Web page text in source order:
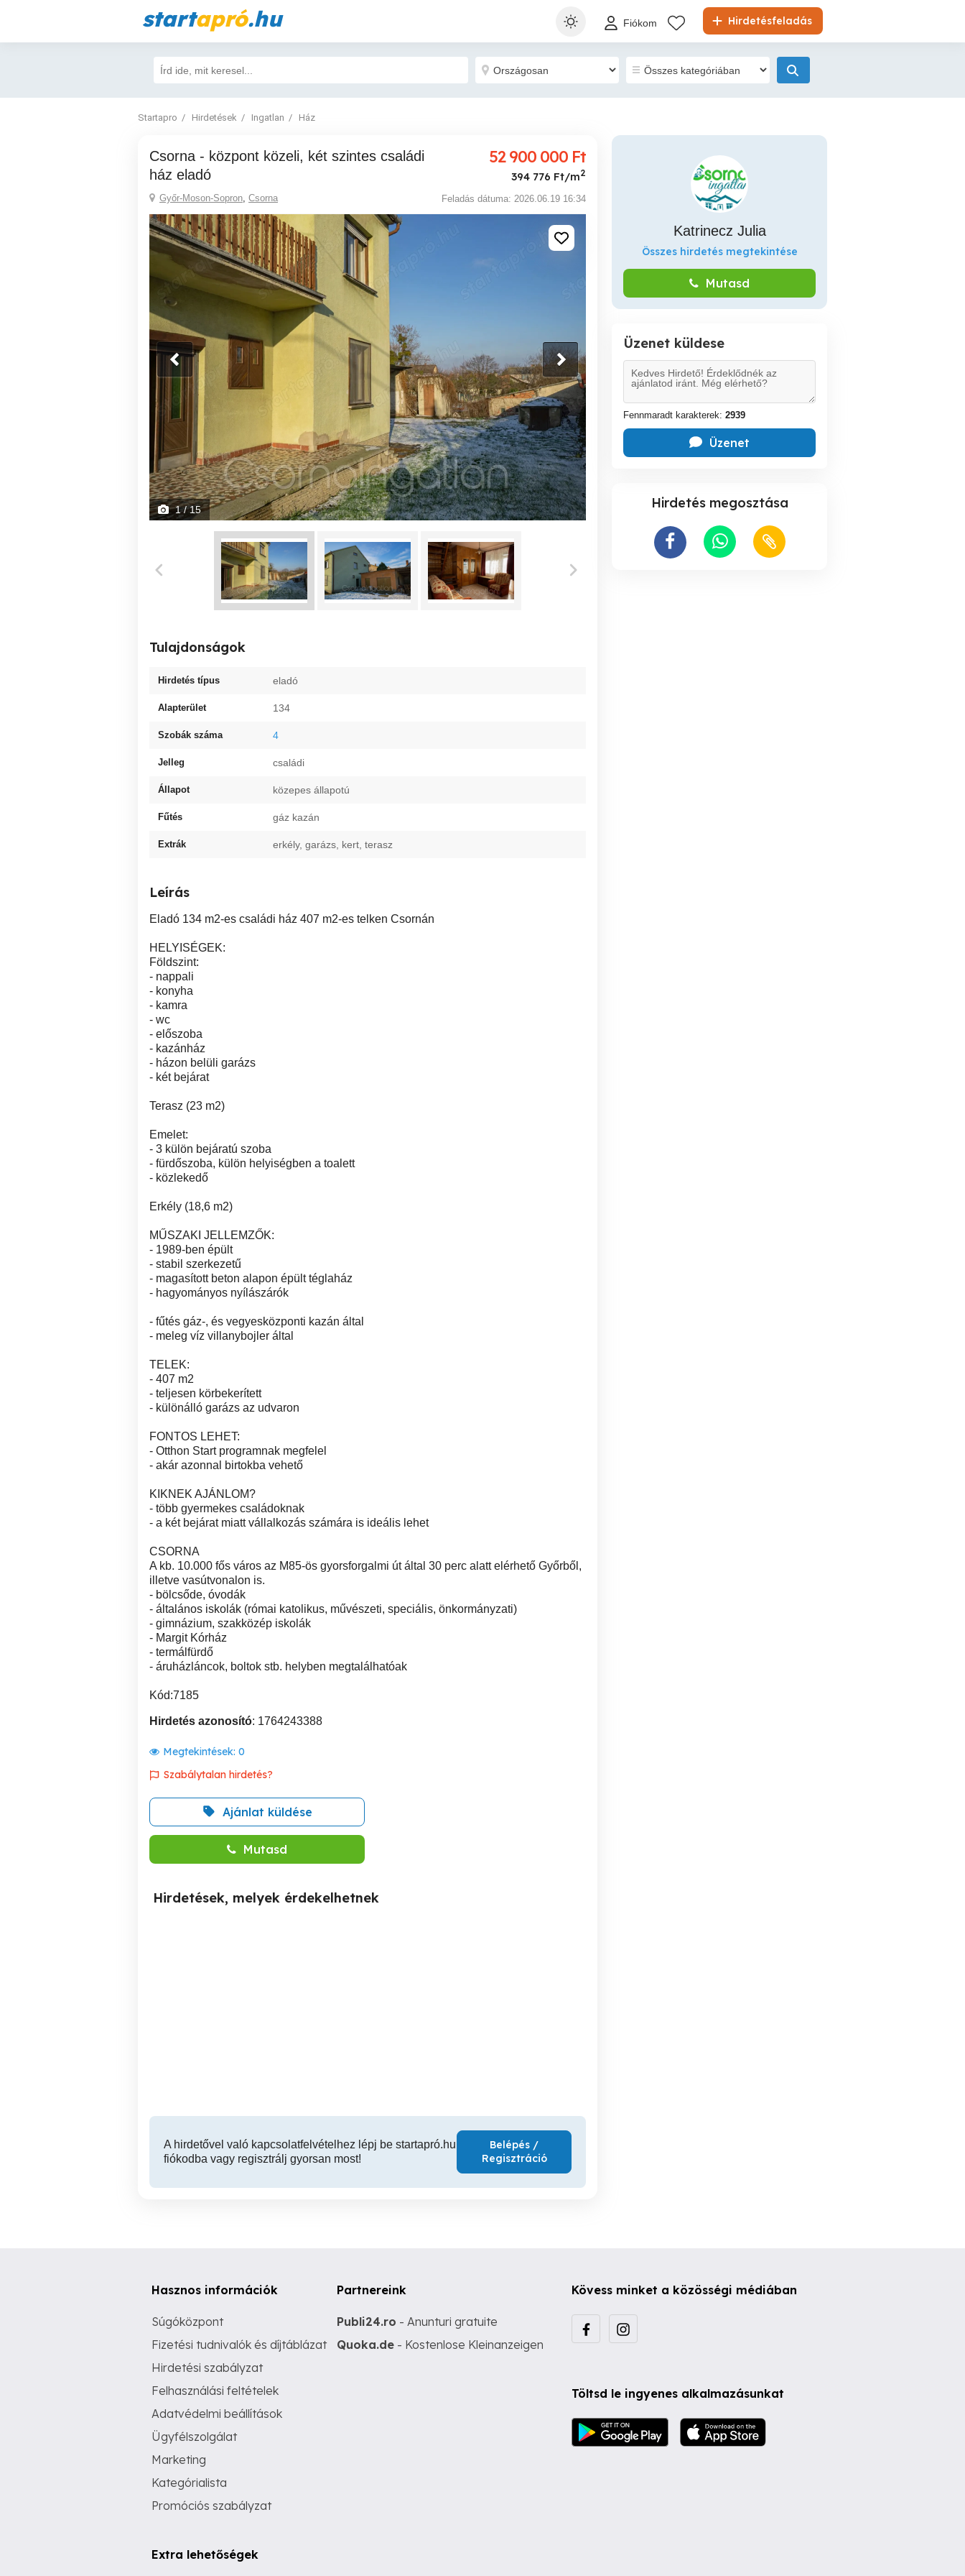
startapró.hu Hirdetésfeladás
Fiókom
Startapro Hirdetések Ingatlan Ház
Csorna - központ közeli, két szintes családi
ház eladó
52 900 000 Ft
394 776 Ft/m2
Győr-Moson-Sopron, Csorna Feladás dátuma: 2026.06.19 16:34
1/ 15
Tulajdonságok
Hirdetés típus eladó
Alapterület 134
Szobák száma 4
Jelleg családi
Állapot közepes állapotú
Fűtés gáz kazán
Extrák erkély, garázs, kert, terasz
Leírás
Eladó 134 m2-es családi ház 407 m2-es telken Csornán
HELYISÉGEK:
Földszint:
- nappali
- konyha
- kamra
- wc
- előszoba
- kazánház
- házon belüli garázs
- két bejárat
Terasz (23 m2)
Emelet:
- 3 külön bejáratú szoba
- fürdőszoba, külön helyiségben a toalett
- közlekedő
Erkély (18,6 m2)
MŰSZAKI JELLEMZŐK:
- 1989-ben épült
- stabil szerkezetű
- magasított beton alapon épült téglaház
- hagyományos nyílászárók
- fűtés gáz-, és vegyesközponti kazán által
- meleg víz villanybojler által
TELEK:
- 407 m2
- teljesen körbekerített
- különálló garázs az udvaron
FONTOS LEHET:
- Otthon Start programnak megfelel
- akár azonnal birtokba vehető
KIKNEK AJÁNLOM?
- több gyermekes családoknak
- a két bejárat miatt vállalkozás számára is ideális lehet
CSORNA
A kb. 10.000 fős város az M85-ös gyorsforgalmi út által 30 perc alatt elérhető Győrből,
illetve vasútvonalon is.
- bölcsőde, óvodák
- általános iskolák (római katolikus, művészeti, speciális, önkormányzati)
- gimnázium, szakközép iskolák
- Margit Kórház
- termálfürdő
- áruházláncok, boltok stb. helyben megtalálhatóak
Kód:7185
Hirdetés azonosító: 1764243388
Megtekintések: 0
Szabálytalan hirdetés?
Ajánlat küldése
Mutasd
Hirdetések, melyek érdekelhetnek
A hirdetővel való kapcsolatfelvételhez lépj be startapró.hu
fiókodba vagy regisztrálj gyorsan most!
Belépés /
Regisztráció
Katrinecz Julia
Összes hirdetés megtekintése
Mutasd
Üzenet küldese
Fennmaradt karakterek: 2939
Üzenet
Hirdetés megosztása
Hasznos információk
Súgóközpont
Fizetési tudnivalók és díjtáblázat
Hirdetési szabályzat
Felhasználási feltételek
Adatvédelmi beállítások
Ügyfélszolgálat
Marketing
Kategórialista
Promóciós szabályzat
Extra lehetőségek
Partnereink
Publi24.ro - Anunturi gratuite
Quoka.de - Kostenlose Kleinanzeigen
Kövess minket a közösségi médiában
Töltsd le ingyenes alkalmazásunkat